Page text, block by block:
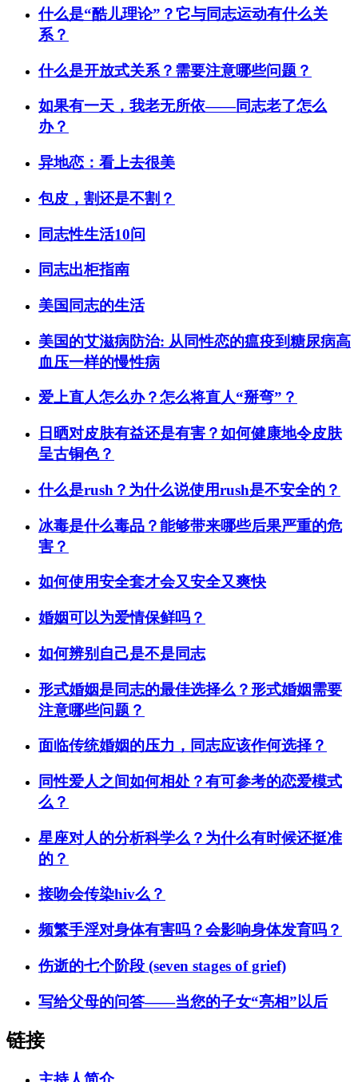
什么是“酷儿理论”？它与同志运动有什么关
系？
什么是开放式关系？需要注意哪些问题？
如果有一天，我老无所依——同志老了怎么
办？
异地恋：看上去很美
包皮，割还是不割？
同志性生活10问
同志出柜指南
美国同志的生活
美国的艾滋病防治: 从同性恋的瘟疫到糖尿病高
血压一样的慢性病
爱上直人怎么办？怎么将直人“掰弯”？
日晒对皮肤有益还是有害？如何健康地令皮肤
呈古铜色？
什么是rush？为什么说使用rush是不安全的？
冰毒是什么毒品？能够带来哪些后果严重的危
害？
如何使用安全套才会又安全又爽快
婚姻可以为爱情保鲜吗？
如何辨别自己是不是同志
形式婚姻是同志的最佳选择么？形式婚姻需要
注意哪些问题？
面临传统婚姻的压力，同志应该作何选择？
同性爱人之间如何相处？有可参考的恋爱模式
么？
星座对人的分析科学么？为什么有时候还挺准
的？
接吻会传染hiv么？
频繁手淫对身体有害吗？会影响身体发育吗？
伤逝的七个阶段 (seven stages of grief)
写给父母的问答——当您的子女“亮相”以后
链接